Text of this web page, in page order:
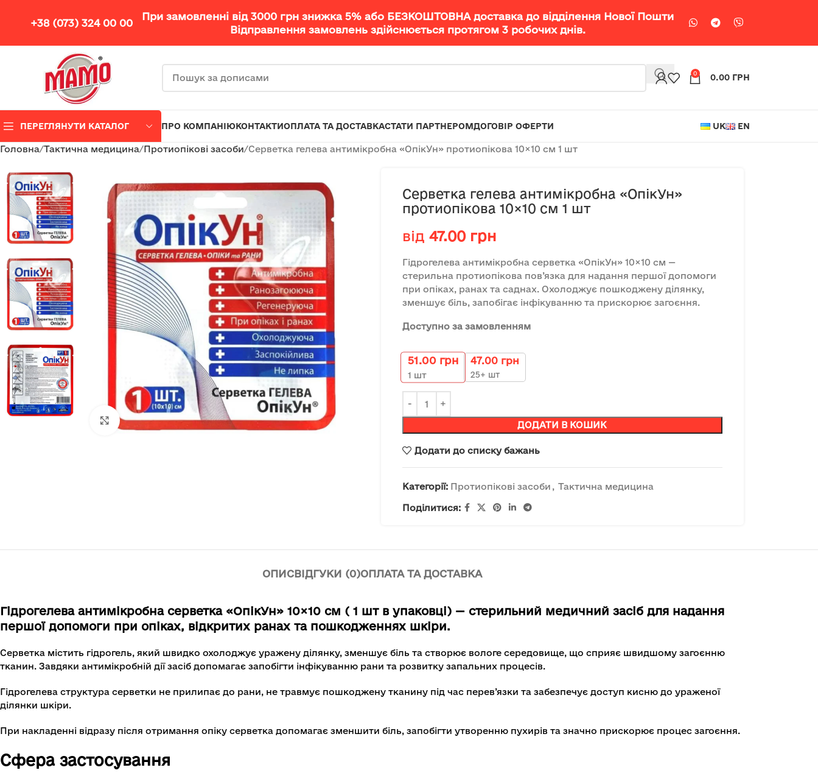
+38 (073) 324 00 00
При замовленні від 3000 грн знижка 5% або БЕЗКОШТОВНА доставка до відділення Нової Пошти
Відправлення замовлень здійснюється протягом 3 робочих днів.
0 0.00 ГРН
ПЕРЕГЛЯНУТИ КАТАЛОГ ПРО КОМПАНІЮКОНТАКТИОПЛАТА ТА ДОСТАВКАСТАТИ ПАРТНЕРОМДОГОВІР ОФЕРТИ UK EN
Головна Тактична медицина Протиопікові засоби Серветка гелева антимікробна «ОпікУн» протиопікова 10×10 см 1 шт
Клацніть, щоб збільшити
Серветка гелева антимікробна «ОпікУн»
протиопікова 10×10 см 1 шт
від 47.00 грн
Гідрогелева антимікробна серветка «ОпікУн» 10×10 см —
стерильна протиопікова пов’язка для надання першої допомоги
при опіках, ранах та саднах. Охолоджує пошкоджену ділянку,
зменшує біль, запобігає інфікуванню та прискорює загоєння.
Доступно за замовленням
51.00 грн
1 шт
47.00 грн
25+ шт
ДОДАТИ В КОШИК
Додати до списку бажань
Категорії: Протиопікові засоби , Тактична медицина
Поділитися:
ОПИСВІДГУКИ (0)ОПЛАТА ТА ДОСТАВКА
Гідрогелева антимікробна серветка «ОпікУн» 10×10 см ( 1 шт в упаковці) — стерильний медичний засіб для надання
першої допомоги при опіках, відкритих ранах та пошкодженнях шкіри.
Серветка містить гідрогель, який швидко охолоджує уражену ділянку, зменшує біль та створює вологе середовище, що сприяє швидшому загоєнню
тканин. Завдяки антимікробній дії засіб допомагає запобігти інфікуванню рани та розвитку запальних процесів.
Гідрогелева структура серветки не прилипає до рани, не травмує пошкоджену тканину під час перев’язки та забезпечує доступ кисню до ураженої
ділянки шкіри.
При накладенні відразу після отримання опіку серветка допомагає зменшити біль, запобігти утворенню пухирів та значно прискорює процес загоєння.
Сфера застосування